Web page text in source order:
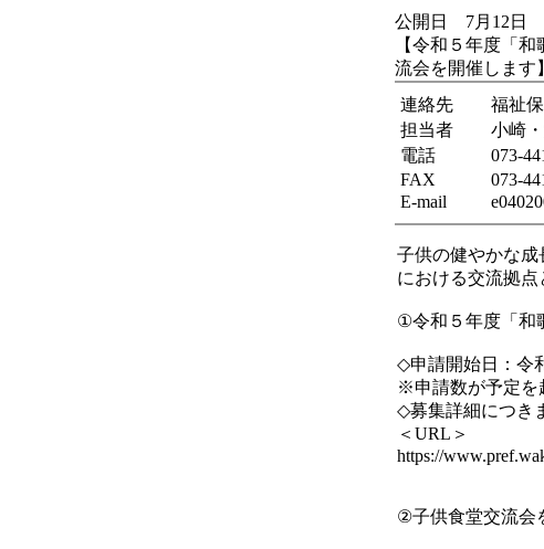
公開日 7月12日
【令和５年度「
流会を開催します】
連絡先
福祉
担当者
小崎
電話
073-
FAX
073-
E-mail
子供の健やかな
における交流拠
①令和５年度「和
◇申請開始日：令
※申請数が予定を
◇募集詳細につき
＜URL＞
https://
②子供食堂交流会